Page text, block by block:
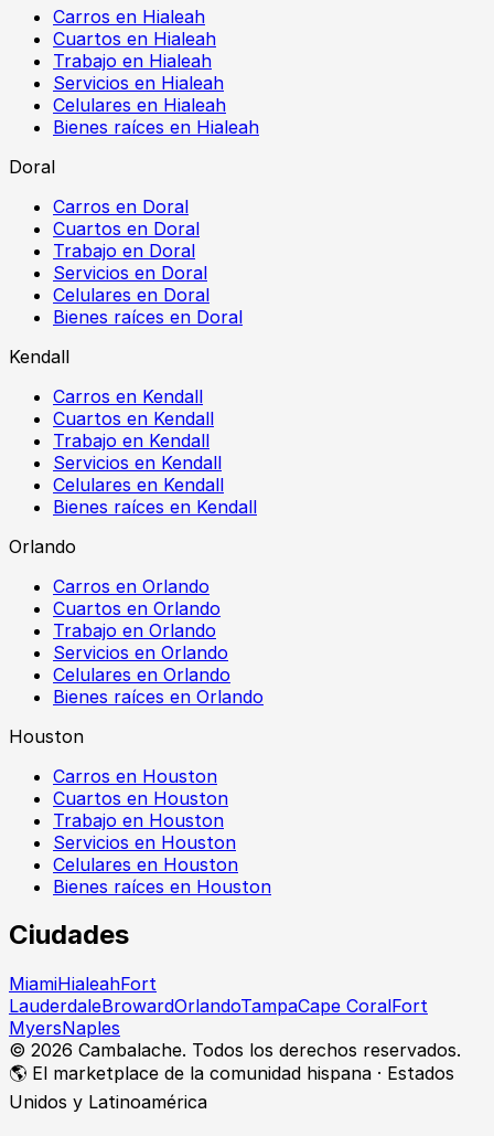
Carros en Hialeah
Cuartos en Hialeah
Trabajo en Hialeah
Servicios en Hialeah
Celulares en Hialeah
Bienes raíces en Hialeah
Doral
Carros en Doral
Cuartos en Doral
Trabajo en Doral
Servicios en Doral
Celulares en Doral
Bienes raíces en Doral
Kendall
Carros en Kendall
Cuartos en Kendall
Trabajo en Kendall
Servicios en Kendall
Celulares en Kendall
Bienes raíces en Kendall
Orlando
Carros en Orlando
Cuartos en Orlando
Trabajo en Orlando
Servicios en Orlando
Celulares en Orlando
Bienes raíces en Orlando
Houston
Carros en Houston
Cuartos en Houston
Trabajo en Houston
Servicios en Houston
Celulares en Houston
Bienes raíces en Houston
Ciudades
MiamiHialeahFort
LauderdaleBrowardOrlandoTampaCape CoralFort
MyersNaples
© 2026 Cambalache. Todos los derechos reservados.
🌎 El marketplace de la comunidad hispana · Estados
Unidos y Latinoamérica